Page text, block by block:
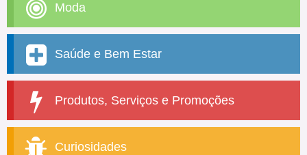
Moda
Saúde e Bem Estar
Produtos, Serviços e Promoções
Curiosidades